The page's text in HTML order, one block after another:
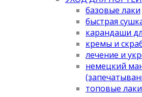
базовые лаки
быстрая
карандаши
кремы и
лечение и
немецкий
топовые лаки